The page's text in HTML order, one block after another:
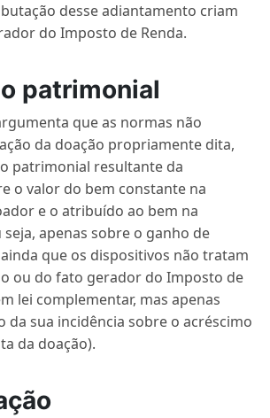
desse adiantamento criam
do Imposto de Renda.
patrimonial
que as normas não
da doação propriamente dita,
patrimonial resultante da
o valor do bem constante na
e o atribuído ao bem na
apenas sobre o ganho de
que os dispositivos não tratam
ou do fato gerador do Imposto de
lei complementar, mas apenas
da sua incidência sobre o acréscimo
da doação).